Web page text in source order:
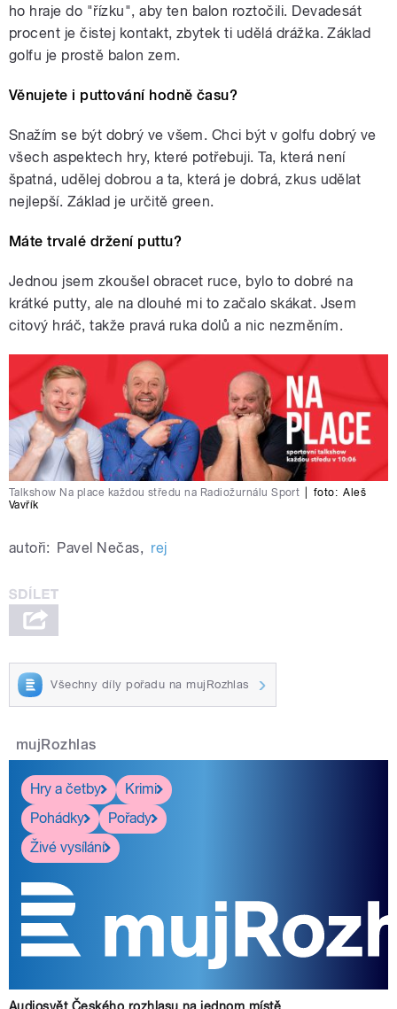
ho hraje do "řízku", aby ten balon roztočili. Devadesát
procent je čistej kontakt, zbytek ti udělá drážka. Základ
golfu je prostě balon zem.
Věnujete i puttování hodně času?
Snažím se být dobrý ve všem. Chci být v golfu dobrý ve
všech aspektech hry, které potřebuji. Ta, která není
špatná, udělej dobrou a ta, která je dobrá, zkus udělat
nejlepší. Základ je určitě green.
Máte trvalé držení puttu?
Jednou jsem zkoušel obracet ruce, bylo to dobré na
krátké putty, ale na dlouhé mi to začalo skákat. Jsem
citový hráč, takže pravá ruka dolů a nic nezměním.
Talkshow Na place každou středu na Radiožurnálu Sport foto: Aleš
Vavřík
autoři: Pavel Nečas, rej
Všechny díly pořadu na mujRozhlas
mujRozhlas
Hry a četby
Krimi
Pohádky
Pořady
Živé vysílání
Audiosvět Českého rozhlasu na jednom místě